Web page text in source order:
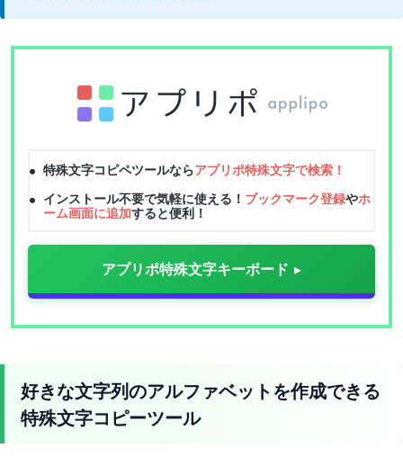
特殊文字コピペツールならアプリポ特殊文字で検索！
インストール不要で気軽に使える！ ブックマーク登録やホ
ーム画面に追加すると便利！
アプリポ特殊文字キーボード
好きな文字列のアルファベットを作成できる
特殊文字コピーツール